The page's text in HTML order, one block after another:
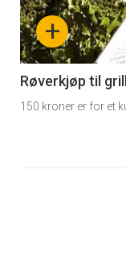
nå
-
6
+
Røverkjøp til
150 kroner er for et